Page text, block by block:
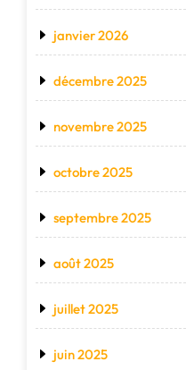
janvier 2026
décembre 2025
novembre 2025
octobre 2025
septembre 2025
août 2025
juillet 2025
juin 2025